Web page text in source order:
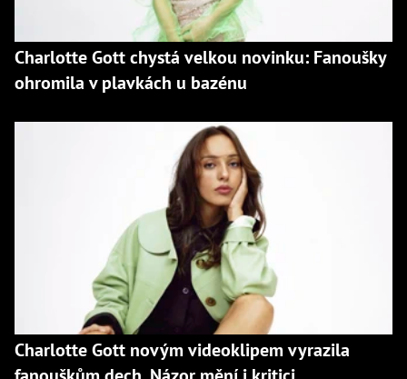
Charlotte Gott chystá velkou novinku: Fanoušky
ohromila v plavkách u bazénu
Charlotte Gott novým videoklipem vyrazila